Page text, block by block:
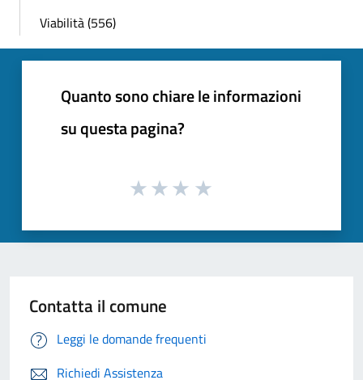
Viabilità (556)
Quanto sono chiare le informazioni
su questa pagina?
Contatta il comune
Leggi le domande frequenti
Richiedi Assistenza